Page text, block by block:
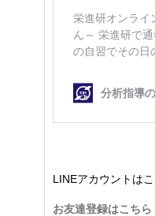
LINEアカウントは
お友達登録はこちら